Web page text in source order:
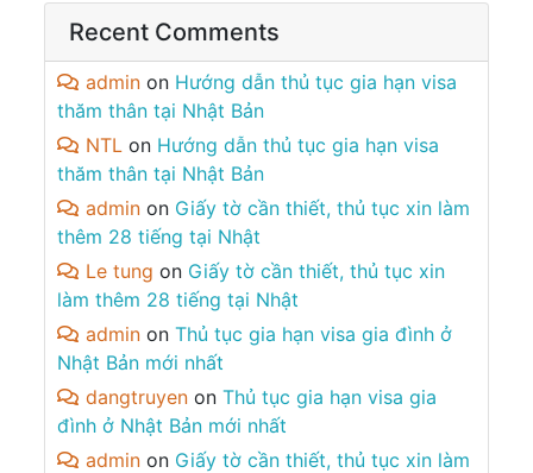
Recent Comments
admin on Hướng dẫn thủ tục gia hạn visa
thăm thân tại Nhật Bản
NTL on Hướng dẫn thủ tục gia hạn visa
thăm thân tại Nhật Bản
admin on Giấy tờ cần thiết, thủ tục xin làm
thêm 28 tiếng tại Nhật
Le tung on Giấy tờ cần thiết, thủ tục xin
làm thêm 28 tiếng tại Nhật
admin onThủ tục gia hạn visa gia đình ở
Nhật Bản mới nhất
dangtruyen onThủ tục gia hạn visa gia
đình ở Nhật Bản mới nhất
admin on Giấy tờ cần thiết, thủ tục xin làm